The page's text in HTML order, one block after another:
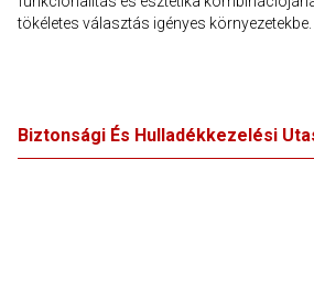
tökéletes választás igényes környezetekbe.
Biztonsági És Hulladékkezelési